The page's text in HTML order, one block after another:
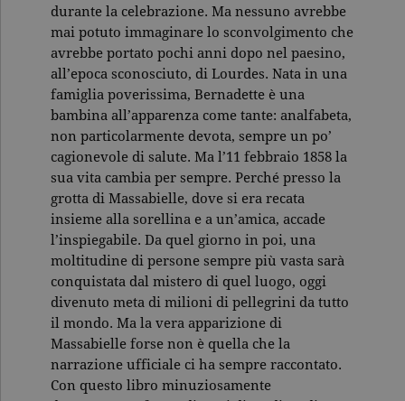
durante la celebrazione. Ma nessuno avrebbe
mai potuto immaginare lo sconvolgimento che
avrebbe portato pochi anni dopo nel paesino,
all’epoca sconosciuto, di Lourdes. Nata in una
famiglia poverissima, Bernadette è una
bambina all’apparenza come tante: analfabeta,
non particolarmente devota, sempre un po’
cagionevole di salute. Ma l’11 febbraio 1858 la
sua vita cambia per sempre. Perché presso la
grotta di Massabielle, dove si era recata
insieme alla sorellina e a un’amica, accade
l’inspiegabile. Da quel giorno in poi, una
moltitudine di persone sempre più vasta sarà
conquistata dal mistero di quel luogo, oggi
divenuto meta di milioni di pellegrini da tutto
il mondo. Ma la vera apparizione di
Massabielle forse non è quella che la
narrazione ufficiale ci ha sempre raccontato.
Con questo libro minuziosamente